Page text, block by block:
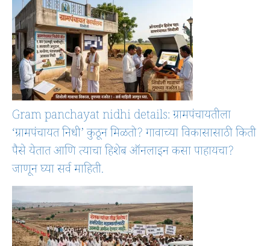
Gram panchayat nidhi details: ग्रामपंचायतीला
‘ग्रामपंचायत निधी’ कुठून मिळतो? गावाच्या विकासासाठी किती
पैसे येतात आणि त्याचा हिशेब ऑनलाइन कसा पाहायचा?
जाणून घ्या सर्व माहिती.